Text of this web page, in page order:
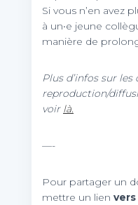
Si vous n’en avez
à un•e jeune
manière de
Plus d’infos sur
reproduction/
voir là.
—-
Pour partager un
mettre un lien vers